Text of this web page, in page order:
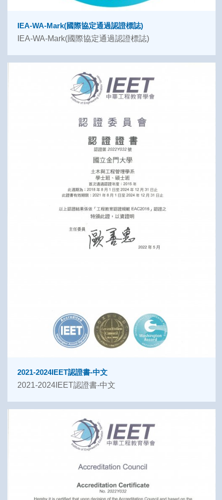
IEA-WA-Mark(國際協定通過認證標誌)
IEA-WA-Mark(國際協定通過認證標誌)
2021-2024IEET認證書-中文
2021-2024IEET認證書-中文